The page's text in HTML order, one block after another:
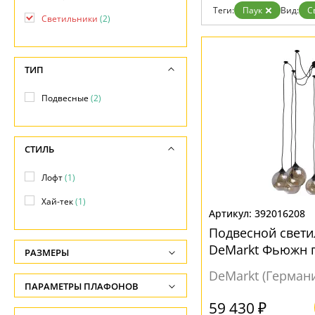
Отзывы
Дизайнерам
Бренды
Контакты
Теги: Паук Вид:
392016208
Подвесной
DeMarkt Фьюжн
DeMarkt
59 430 ₽
Светильники (2)
ТИП
Подвесные(2)
СТИЛЬ
Лофт(1)
Хай-тек(1)
РАЗМЕРЫ
Высота, см
-
ПАРАМЕТРЫ ПЛАФОНОВ